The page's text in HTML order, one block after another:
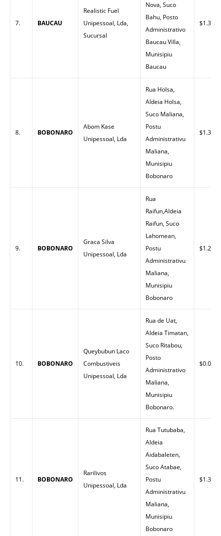
7. BAUCAU
Realistic Fuel
Unipessoal, Lda,
Sucursal
Nova, Suco
Bahu, Posto
Administrativo
Baucau Villa,
Munisipiu
Baucau
$1.30
8. BOBONARO
Abom Kase
Unipessoal, Lda
Rua Holsa,
Aldeia Holsa,
Suco Maliana,
Postu
Administrativu
Maliana,
Munisipiu
Bobonaro
$1.32
9. BOBONARO
Graca Silva
Unipessoal, Lda
Rua
Raifun,Aldeia
Raifun, Suco
Lahomean,
Postu
Administrativu
Maliana,
Munisipiu
Bobonaro
$1.29
10. BOBONARO
Queybubun Laco
Combustiveis
Unipessoal, Lda
Rua de Uat,
Aldeia Timatan,
Suco Ritabou,
Posto
Administrativo
Maliana,
Munisipiu
Bobonaro.
$0.00
11. BOBONARO
Rarilivos
Unipessoal, Lda
Rua Tutubaba,
Aldeia
Aidabaleten,
Suco Atabae,
Postu
Administrativu
Maliana,
Munisipiu
Bobonaro
$1.32